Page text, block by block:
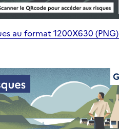
au format 1200X630 (PNG)